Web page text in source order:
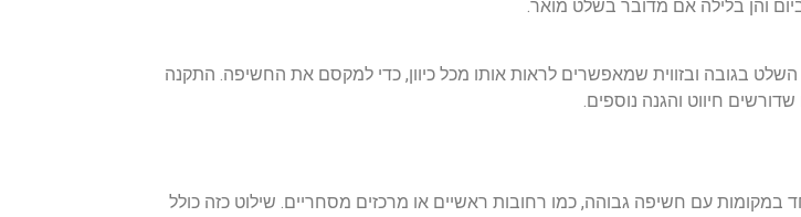
והן בלילה אם מדובר בשלט מואר.
השלט בגובה ובזווית שמאפשרים לראות אותו מכל כיוון, כדי למקסם את החשיפה. התקנה
חיווט והגנה נוספים.
במקומות עם חשיפה גבוהה, כמו רחובות ראשיים או מרכזים מסחריים. שילוט כזה כולל